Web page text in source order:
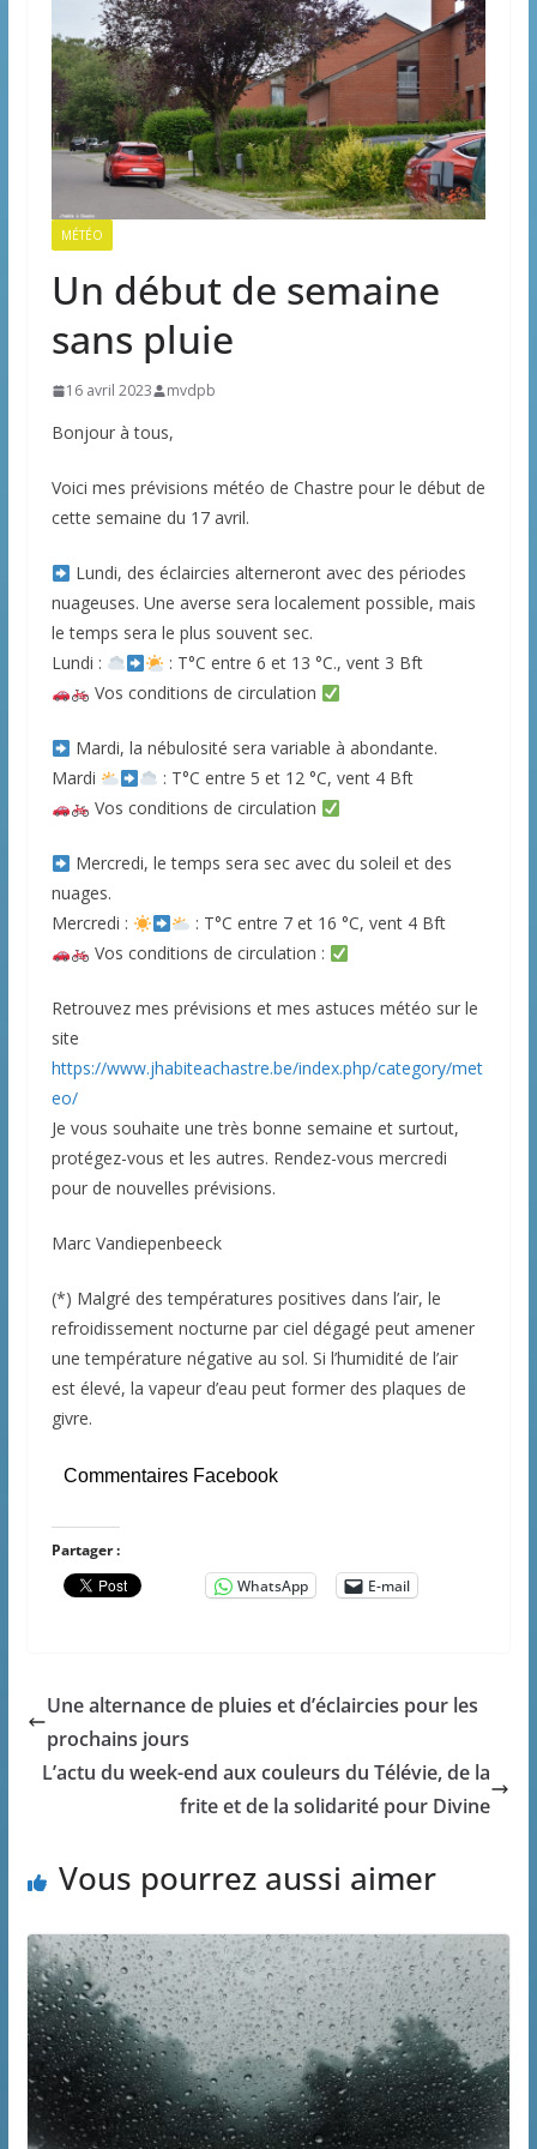
MÉTÉO
Un début de semaine
sans pluie
16 avril 2023 mvdpb
Bonjour à tous,
Voici mes prévisions météo de Chastre pour le début de
cette semaine du 17 avril.
Lundi, des éclaircies alterneront avec des périodes
nuageuses. Une averse sera localement possible, mais
le temps sera le plus souvent sec.
Lundi :
: T°C entre 6 et 13 °C., vent 3 Bft
Vos conditions de circulation
Mardi, la nébulosité sera variable à abondante.
Mardi
: T°C entre 5 et 12 °C, vent 4 Bft
Vos conditions de circulation
Mercredi, le temps sera sec avec du soleil et des
nuages.
Mercredi :
: T°C entre 7 et 16 °C, vent 4 Bft
Vos conditions de circulation :
Retrouvez mes prévisions et mes astuces météo sur le
site
https://www.jhabiteachastre.be/index.php/category/met
eo/
Je vous souhaite une très bonne semaine et surtout,
protégez-vous et les autres. Rendez-vous mercredi
pour de nouvelles prévisions.
Marc Vandiepenbeeck
(*) Malgré des températures positives dans l’air, le
refroidissement nocturne par ciel dégagé peut amener
une température négative au sol. Si l’humidité de l’air
est élevé, la vapeur d’eau peut former des plaques de
givre.
Commentaires Facebook
Partager :
WhatsApp
E-mail
Une alternance de pluies et d’éclaircies pour les
prochains jours
L’actu du week-end aux couleurs du Télévie, de la
frite et de la solidarité pour Divine
Vous pourrez aussi aimer